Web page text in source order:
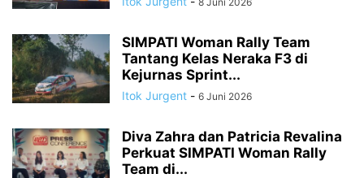
SIMPATI Woman Rally Team
Tantang Kelas Neraka F3 di
Kejurnas Sprint...
Itok Jurgent - 6 Juni 2026
Diva Zahra dan Patricia Revalina
Perkuat SIMPATI Woman Rally
Team di...